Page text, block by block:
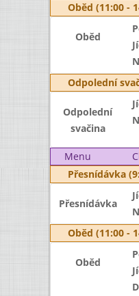
Oběd (11:00 -
Oběd
Odpolední
Odpolední
svačina
Menu
Přesnídávka
Přesnídávka
Oběd (11:00 -
Oběd